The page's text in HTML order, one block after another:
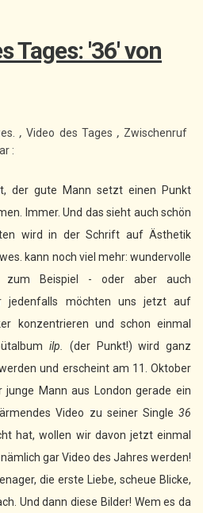
Tages: '36' von
,Video des Tages , Zwischenruf
:
der gute Mann setzt einen Punkt
Immer. Und das sieht auch schön
wird in der Schrift auf Ästhetik
kann noch viel mehr: wundervolle
zum Beispiel - oder aber auch
jedenfalls möchten uns jetzt auf
konzentrieren und schon einmal
ilp. (der Punkt!) wird ganz
und erscheint am 11. Oktober
junge Mann aus London gerade ein
Video zu seiner Single 36
hat, wollen wir davon jetzt einmal
gar Video des Jahres werden!
die erste Liebe, scheue Blicke,
Und dann diese Bilder! Wem es da